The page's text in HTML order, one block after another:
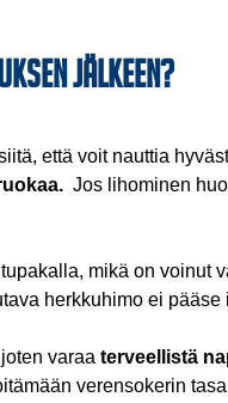
jälkeen?
että voit nauttia
Jos lihominen
mikä on
herkkuhimo ei pääse
varaa terveellistä
verensokerin